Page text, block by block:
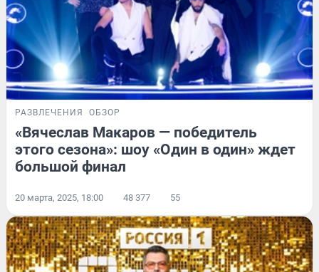
РАЗВЛЕЧЕНИЯ ОБЗОР
«Вячеслав Макаров — победитель
этого сезона»: шоу «Один в один» ждет
большой финал
20 марта, 2025, 18:00 48 377 55